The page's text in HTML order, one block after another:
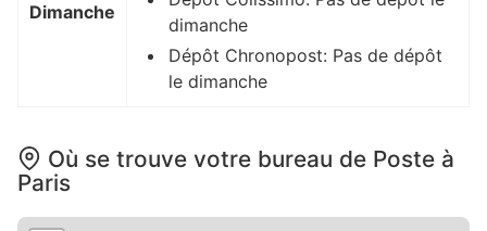
Dimanche
dimanche
Dépôt Chronopost: Pas de dépôt
le dimanche
Où se trouve votre bureau de Poste à
Paris